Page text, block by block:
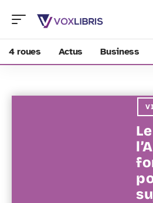
4 roues Actus Business